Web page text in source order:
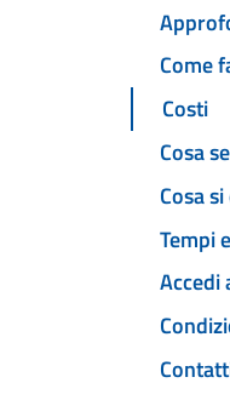
Come
Costi
Cosa
Cosa
Tempi
Accedi